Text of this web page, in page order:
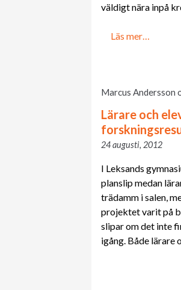
väldigt nära inpå
Läs mer…
Marcus Andersson
Lärare och
24 augusti, 2012
I Leksands
planslip medan
trädamm i salen,
projektet varit på
slipar om det inte
igång. Både lärare